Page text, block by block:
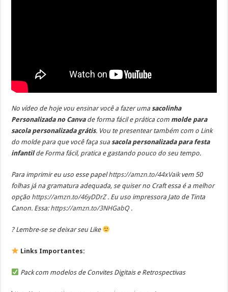
No vídeo de hoje vou ensinar você a fazer uma sacolinha
Personalizada no Canvade forma fácil e prática com molde para
sacola personalizada grátis. Vou te presentear também com o Link
do molde para que você faça sua sacola personalizada para festa
infantilde Forma fácil, pratica e gastando pouco do seu tempo.
Para imprimir eu uso esse papelhttps://amzn.to/44xVaikvem 50
folhas já na gramatura adequada, se quiser no Craft essa é a melhor
opção https://amzn.to/46yDDrZ. Eu uso impressora Jato de Tinta
Canon. Essa: https://amzn.to/3NHGabQ.
? Lembre-se se deixar seu Like
Links Importantes:
Pack com modelos de Convites Digitais e Retrospectivas